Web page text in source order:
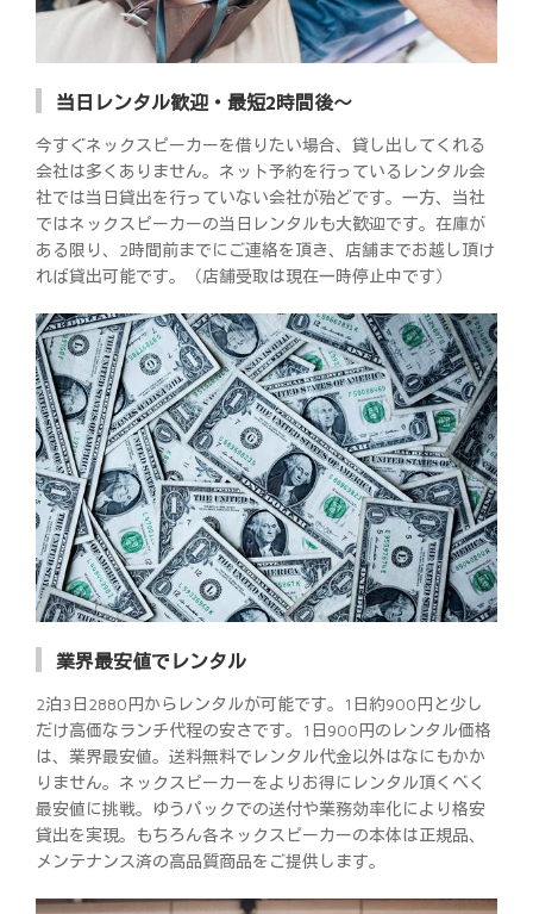
当日レンタル歓迎・最短2時間後～
今すぐネックスピーカーを借りたい場合、貸し出してくれる
会社は多くありません。ネット予約を行っているレンタル会
社では当日貸出を行っていない会社が殆どです。一方、当社
ではネックスピーカーの当日レンタルも大歓迎です。在庫が
ある限り、2時間前までにご連絡を頂き、店舗までお越し頂け
れば貸出可能です。（店舗受取は現在一時停止中です）
業界最安値でレンタル
2泊3日2880円からレンタルが可能です。1日約900円と少し
だけ高価なランチ代程の安さです。1日900円のレンタル価格
は、業界最安値。送料無料でレンタル代金以外はなにもかか
りません。ネックスピーカーをよりお得にレンタル頂くべく
最安値に挑戦。ゆうパックでの送付や業務効率化により格安
貸出を実現。もちろん各ネックスピーカーの本体は正規品、
メンテナンス済の高品質商品をご提供します。